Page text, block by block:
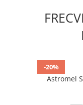
-20%
Astromel